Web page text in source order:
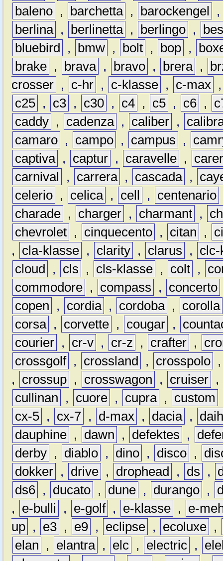
baleno , barchetta , barockengel
berlina , berlinetta , berlingo ,
bluebird
, bmw , bolt , bop ,
brake , brava , bravo , brera ,
crosser , c-hr , c-klasse , c-max
c25 , c3 , c30 , c4 , c5 , c6 ,
caddy , cadenza , caliber ,
camaro , campo , campus ,
captiva , captur , caravelle ,
carnival
, carrera , cascada ,
celerio , celica , cell , centenario
charade , charger , charmant ,
chevrolet , cinquecento , citan ,
,
cla-klasse , clarity , clarus ,
clc-
cloud
, cls , cls-klasse , colt ,
commodore , compass , concerto
copen
, cordia , cordoba ,
corolla
corsa , corvette , cougar ,
courier , cr-v , cr-z , crafter ,
crossgolf , crossland , crosspolo
,
crossup , crosswagon , cruiser ,
cullinan
, cuore , cupra , custom
cx-5 , cx-7 , d-max , dacia ,
dauphine , dawn , defektes ,
derby , diablo , dino , disco ,
dokker , drive , drophead , ds ,
ds6 , ducato , dune , durango ,
,
e-bulli , e-golf , e-klasse ,
e-
up , e3 , e9 , eclipse , ecoluxe ,
elan
, elantra , elc , electric ,